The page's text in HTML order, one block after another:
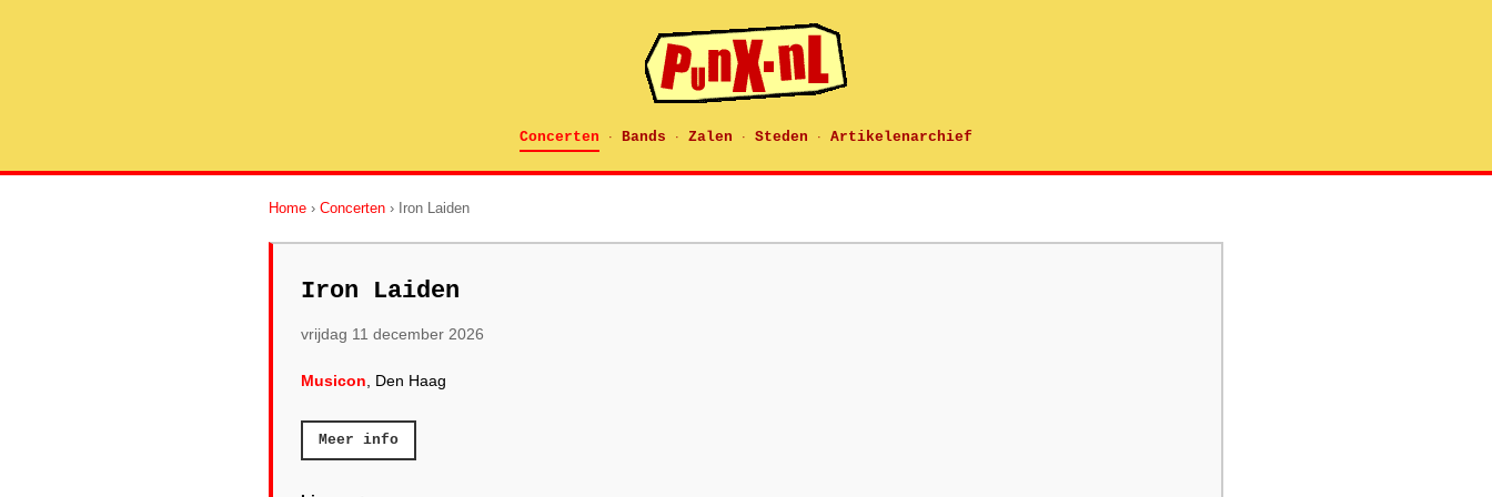
Concerten · Bands · Zalen · Steden · Artikelenarchief
Home › Concerten › Iron Laiden
Iron Laiden
vrijdag 11 december 2026
Musicon , Den Haag
Meer info